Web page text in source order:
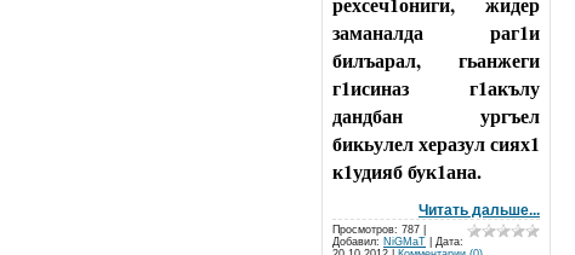
заманалда раг1и
билъарал, гьанжеги
г1исиназ г1акълу
дандбан ургъел
бикьулел херазул сиях1
к1удияб бук1ана.
Читать дальше...
Просмотров: 787 |
Добавил: NiGMaT | Дата: